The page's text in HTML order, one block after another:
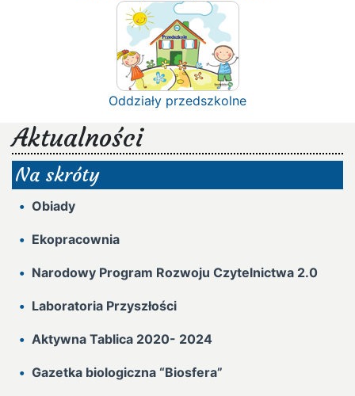
Oddziały przedszkolne
Aktualności
Na skróty
Obiady
Ekopracownia
Narodowy Program Rozwoju Czytelnictwa 2.0
Laboratoria Przyszłości
Aktywna Tablica 2020- 2024
Gazetka biologiczna “Biosfera”